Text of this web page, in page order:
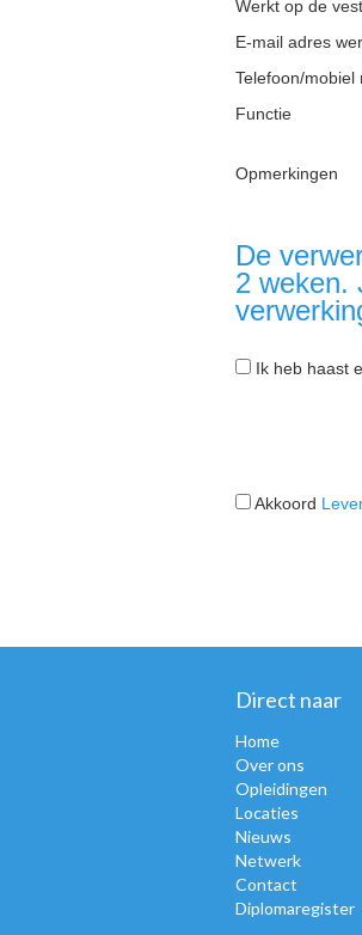
Werkt op de
E-mail adres
Telefoon/mobiel
Functie
Opmerkingen
De
2 weken.
Ik heb haast
Akkoord
Direct naar
Home
Over ons
Opleidingen
Locaties
Nieuws
Netwerk
Contact
Diplomaregister